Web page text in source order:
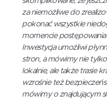
za niemożliwe do
pokonać wszystkie
momencie
Inwestycja umożliwi
stron, a mówimy nie
lokalnie, ale także trasie
wzrośnie też
mówimy o znajdującym